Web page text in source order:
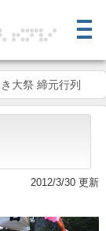
大祭 締元行列
2012/3/30 更新